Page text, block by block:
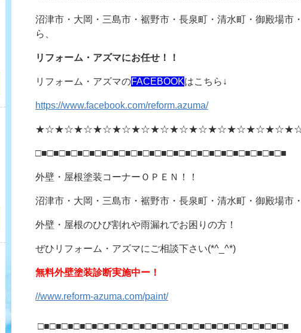
沼津市・大岡・三島市・裾野市・長泉町・清水町・御殿場市
ら、
リフォーム・アズマにお任せ！！
リフォーム・アズマのFACEBOOKはこちら↓
https://www.facebook.com/reform.azuma/
□■□■□■□■□■□■□■□■□■□■□■□■□■□■□■□■□■□■□■□■□■
外壁・屋根塗装コーナーＯＰＥＮ！！
沼津市・大岡・三島市・裾野市・長泉町・清水町・御殿場市
外壁・屋根のひび割れや雨漏れでお困りの方！
ぜひリフォーム・アズマにご相談下さい(*^_^*)
無料外壁塗装診断実施中ー！
//www.reform-azuma.com/paint/
□■□■□■□■□■□■□■□■□■□■□■□■□■□■□■□■□■□■□■□■□■